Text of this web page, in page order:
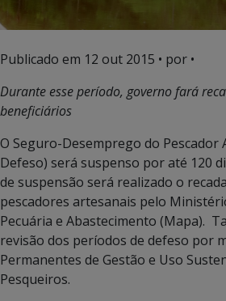
Publicado em 12 out 2015 • por •
Durante esse período, governo fará
beneficiários
O Seguro-Desemprego do Pescador
Defeso) será suspenso por até 120
de suspensão será realizado o
pescadores artesanais pelo
Pecuária e Abastecimento (Mapa).
revisão dos períodos de defeso por
Permanentes de Gestão e Uso
Pesqueiros.